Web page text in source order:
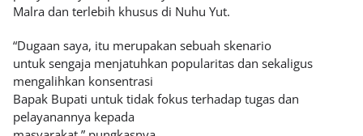
Malra dan terlebih khusus di Nuhu Yut.
“Dugaan saya, itu merupakan sebuah skenario
untuk sengaja menjatuhkan popularitas dan sekaligus
mengalihkan konsentrasi
Bapak Bupati untuk tidak fokus terhadap tugas dan
pelayanannya kepada